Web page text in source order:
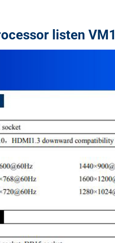
listen VM1